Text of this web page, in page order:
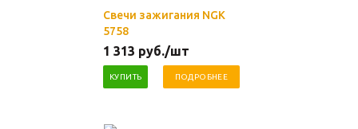
Свечи зажигания NGK
5758
1 313 руб./шт
КУПИТЬ ПОДРОБНЕЕ